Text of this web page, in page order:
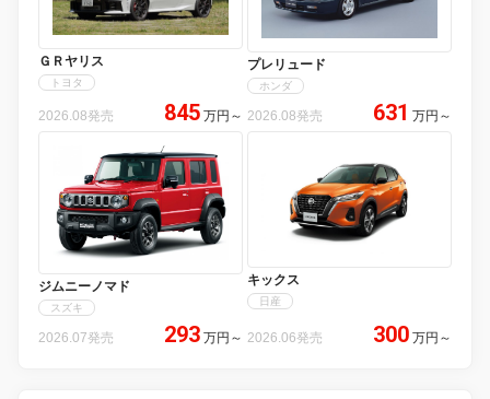
ＧＲヤリス
トヨタ
2026.08発売 845 万円 ～
プレリュード
ホンダ
2026.08発売 631 万円 ～
ジムニーノマド
スズキ
2026.07発売 293 万円 ～
キックス
日産
2026.06発売 300 万円 ～